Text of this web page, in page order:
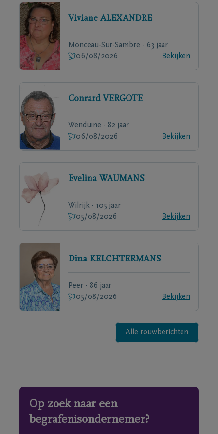
Viviane ALEXANDRE
Monceau-Sur-Sambre - 63 jaar
06/08/2026
Bekijken
Conrard VERGOTE
Wenduine - 82 jaar
06/08/2026
Bekijken
Evelina WAUMANS
Wilrijk - 105 jaar
05/08/2026
Bekijken
Dina KELCHTERMANS
Peer - 86 jaar
05/08/2026
Bekijken
Alle rouwberichten
Op zoek naar een
begrafenisondernemer?